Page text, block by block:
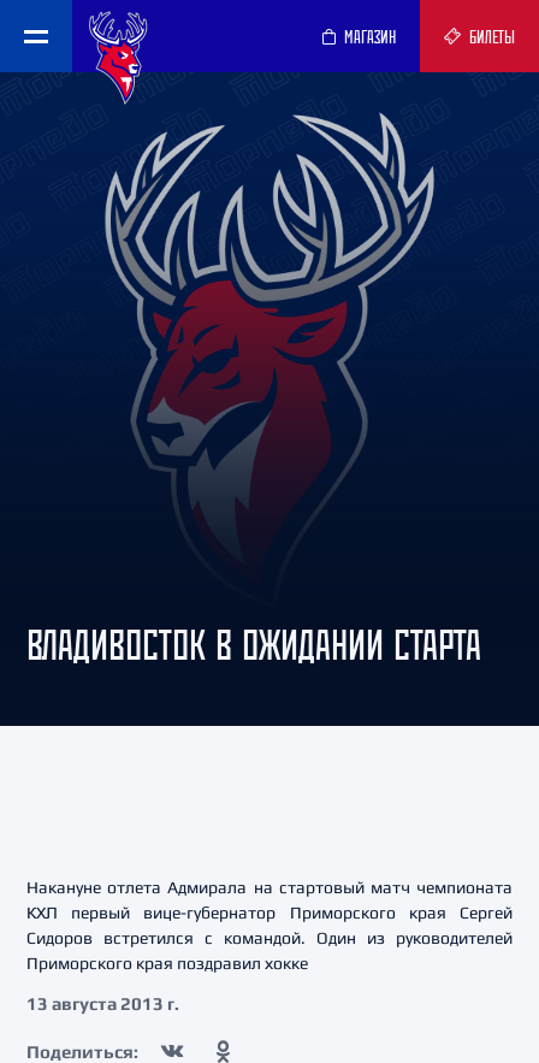
МАГАЗИН БИЛЕТЫ
ВЛАДИВОСТОК В ОЖИДАНИИ СТАРТА
Накануне отлета Адмирала на стартовый матч чемпионата
КХЛ первый вице-губернатор Приморского края Сергей
Сидоров встретился с командой. Один из руководителей
Приморского края поздравил хокке
13 августа 2013 г.
Поделиться: